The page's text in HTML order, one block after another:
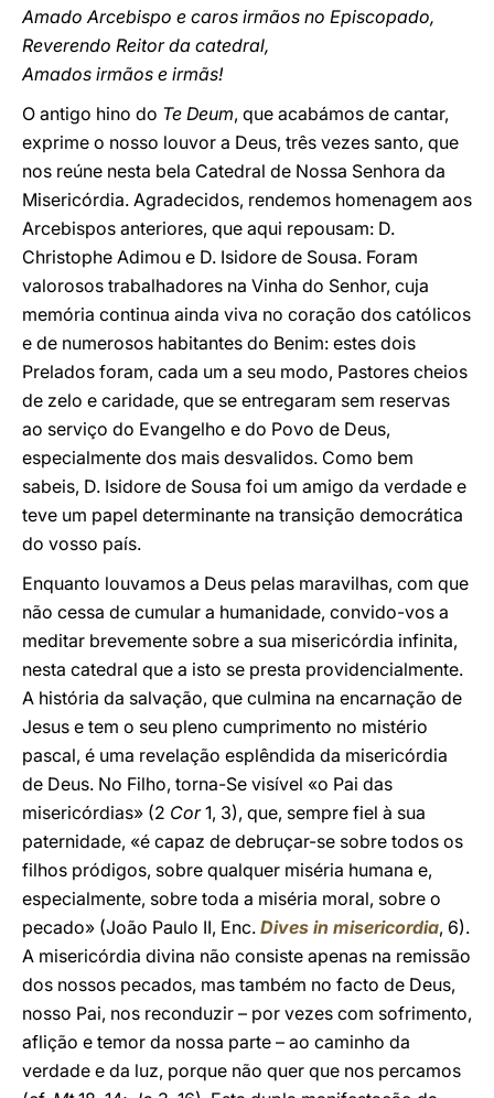
Amado Arcebispo e caros irmãos no Episcopado,
Reverendo Reitor da catedral,
Amados irmãos e irmãs!
O antigo hino do Te Deum, que acabámos de cantar,
exprime o nosso louvor a Deus, três vezes santo, que
nos reúne nesta bela Catedral de Nossa Senhora da
Misericórdia. Agradecidos, rendemos homenagem aos
Arcebispos anteriores, que aqui repousam: D.
Christophe Adimou e D. Isidore de Sousa. Foram
valorosos trabalhadores na Vinha do Senhor, cuja
memória continua ainda viva no coração dos católicos
e de numerosos habitantes do Benim: estes dois
Prelados foram, cada um a seu modo, Pastores cheios
de zelo e caridade, que se entregaram sem reservas
ao serviço do Evangelho e do Povo de Deus,
especialmente dos mais desvalidos. Como bem
sabeis, D. Isidore de Sousa foi um amigo da verdade e
teve um papel determinante na transição democrática
do vosso país.
Enquanto louvamos a Deus pelas maravilhas, com que
não cessa de cumular a humanidade, convido-vos a
meditar brevemente sobre a sua misericórdia infinita,
nesta catedral que a isto se presta providencialmente.
A história da salvação, que culmina na encarnação de
Jesus e tem o seu pleno cumprimento no mistério
pascal, é uma revelação esplêndida da misericórdia
de Deus. No Filho, torna-Se visível «o Pai das
misericórdias» (2 Cor1, 3), que, sempre fiel à sua
paternidade, «é capaz de debruçar-se sobre todos os
filhos pródigos, sobre qualquer miséria humana e,
especialmente, sobre toda a miséria moral, sobre o
pecado» (João Paulo II, Enc. Dives in misericordia, 6).
A misericórdia divina não consiste apenas na remissão
dos nossos pecados, mas também no facto de Deus,
nosso Pai, nos reconduzir – por vezes com sofrimento,
aflição e temor da nossa parte – ao caminho da
verdade e da luz, porque não quer que nos percamos